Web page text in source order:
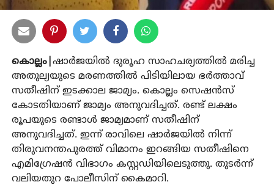
കൊല്ലം| ഷാര്‍ജയില്‍ ദുരൂഹ സാഹചര്യത്തില്‍ മരിച്ച
അതുല്യയുടെ മരണത്തില്‍ പിടിയിലായ ഭര്‍ത്താവ്
സതീഷിന് ഇടക്കാല ജാമ്യം. കൊല്ലം സെഷന്‍സ്
കോടതിയാണ് ജാമ്യം അനുവദിച്ചത്. രണ്ട് ലക്ഷം
രൂപയുടെ രണ്ടാള്‍ ജാമ്യമാണ് സതീഷിന്
അനുവദിച്ചത്. ഇന്ന് രാവിലെ ഷാര്‍ജയില്‍ നിന്ന്
തിരുവനന്തപുരത്ത് വിമാനം ഇറങ്ങിയ സതീഷിനെ
എമിഗ്രേഷന്‍ വിഭാഗം കസ്റ്റഡിയിലെടുത്തു. തുടര്‍ന്ന്
വലിയതുറ പോലീസിന് കൈമാറി.